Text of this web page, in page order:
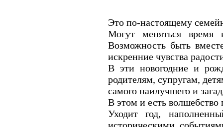
Это по-настоящему
Могут меняться время
Возможность быть
искренние чувства
В эти новогодние и
родителям, супругам,
самого наилучшего и
В этом и есть волшебство
Уходит год,